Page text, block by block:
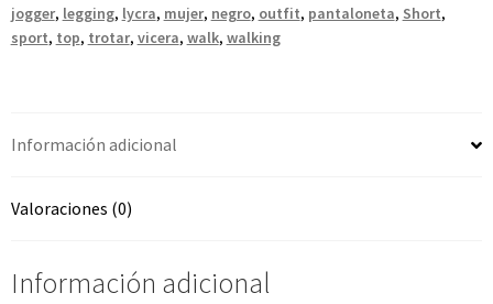
jogger, legging, lycra, mujer, negro, outfit, pantaloneta, Short,
sport, top, trotar, vicera, walk, walking
Información adicional
Valoraciones (0)
Información adicional